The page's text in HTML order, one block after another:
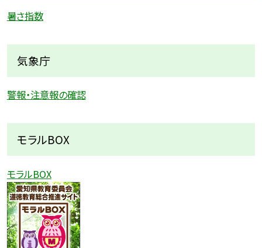
暑さ指数
気象庁
警報・注意報の確認
モラルBOX
モラルBOX